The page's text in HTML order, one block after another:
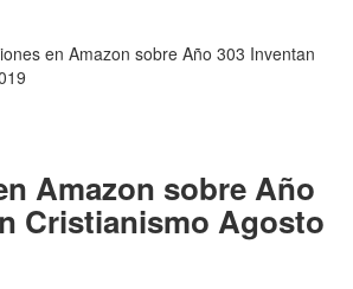
en Amazon sobre Año 303 Inventan
Amazon sobre Año
Cristianismo Agosto